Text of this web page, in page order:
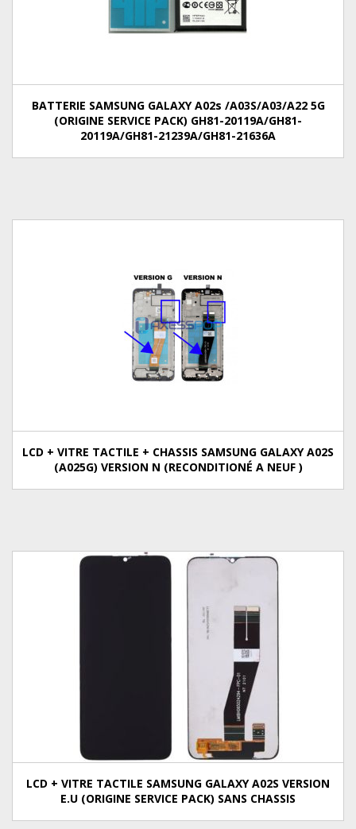
BATTERIE SAMSUNG GALAXY A02s /A03S/A03/A22 5G
(ORIGINE SERVICE PACK) GH81-20119A/GH81-
20119A/GH81-21239A/GH81-21636A
LCD + VITRE TACTILE + CHASSIS SAMSUNG GALAXY A02S
(A025G) VERSION N (RECONDITIONÉ A NEUF )
LCD + VITRE TACTILE SAMSUNG GALAXY A02S VERSION
E.U (ORIGINE SERVICE PACK) SANS CHASSIS